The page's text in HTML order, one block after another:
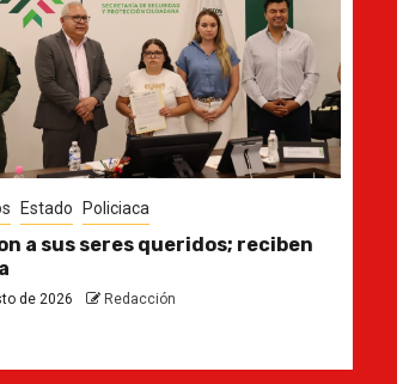
Estado
el quinto informe del Gobernador
de 2026